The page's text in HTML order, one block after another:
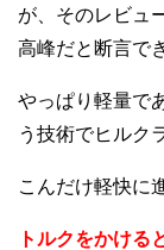
が、そのレビュ
高峰だと断言で
やっぱり軽量で
う技術でヒルク
こんだけ軽快に
トルクをかける